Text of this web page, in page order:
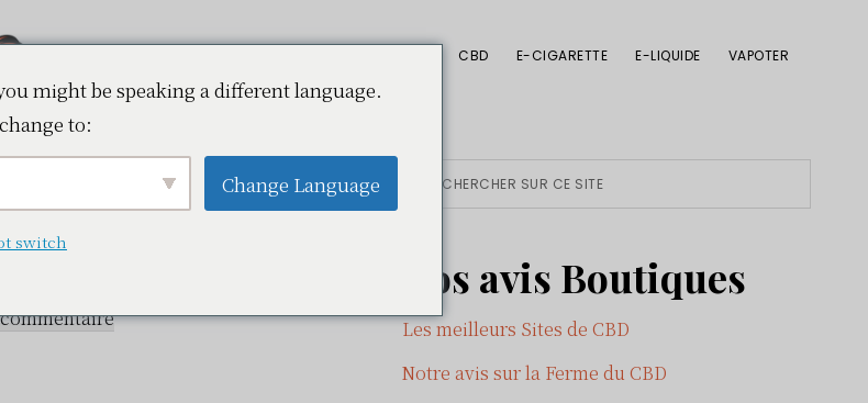
CBD E-CIGARETTE E-LIQUIDE VAPOTER
suisse en
Primary
Sidebar
Rechercher
Nos avis Boutiques
Les meilleurs Sites de CBD
Notre avis sur la Ferme du CBD
might be speaking a different language.
to:
Change Language
switch